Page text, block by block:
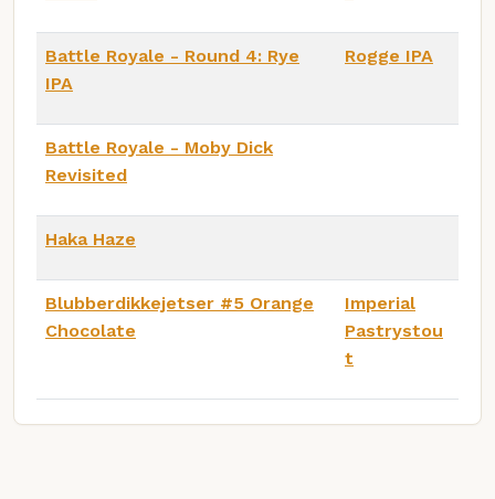
Battle Royale - Round 4: Rye
IPA
Rogge IPA
Battle Royale - Moby Dick
Revisited
Haka Haze
Blubberdikkejetser #5 Orange
Chocolate
Imperial
Pastrystou
t